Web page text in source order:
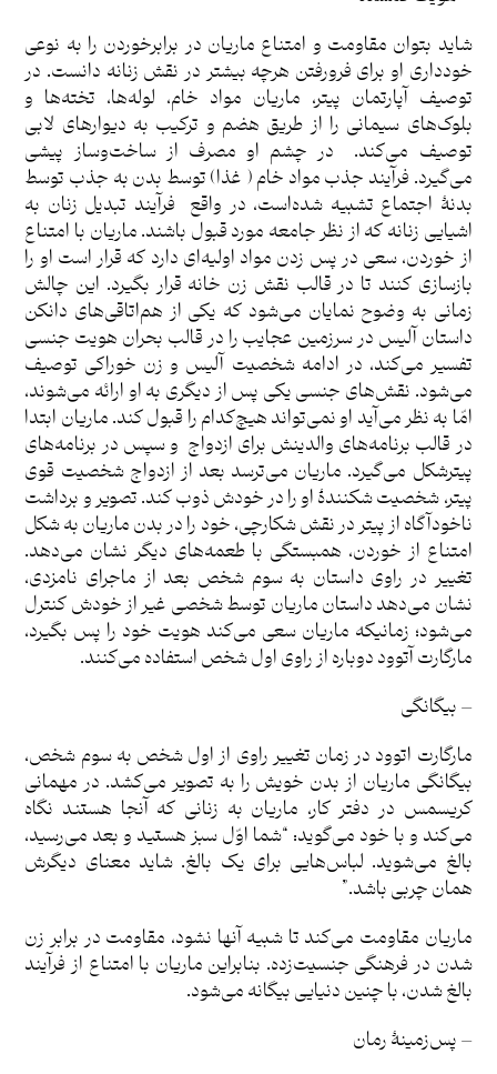
شاید بتوان مقاومت و امتناع ماریان در برابرخوردن را به نوعی
خودداری او برای فرورفتن هرچه بیشتر در نقش زنانه دانست. در
توصیف آپارتمان پیتر، ماریان مواد خام، لوله‌ها، تخته‌ها و
بلوک‌های سیمانی را از طریق هضم و ترکیب به دیوارهای لابی
توصیف می‌کند. در چشم او مصرف از ساخت‌وساز پیشی
می‌گیرد. فرآیند جذب مواد خام ( غذا) توسط بدن به جذب توسط
بدنۀ اجتماع تشبیه شده‌است، در واقع فرآیند تبدیل زنان به
اشیایی زنانه که از نظر جامعه مورد قبول باشند. ماریان با امتناع
از خوردن، سعی در پس زدن مواد اولیه‌ای دارد که قرار است او را
بازسازی کنند تا در قالب نقش زن خانه قرار بگیرد. این چالش
زمانی به وضوح نمایان می‌شود که یکی از هم‌اتاقی‌های دانکن
داستان آلیس در سرزمین عجایب را در قالب بحران هویت جنسی
تفسیر می‌کند، در ادامه شخصیت آلیس و زن خوراکی توصیف
می‌شود. نقش‌های جنسی یکی پس از دیگری به او ارائه می‌شوند،
امّا به نظر می‌آید او نمی‌تواند هیچ‌کدام را قبول کند. ماریان ابتدا
در قالب برنامه‌های والدینش برای ازدواج و سپس در برنامه‌های
پیترشکل می‌گیرد. ماریان می‌ترسد بعد از ازدواج شخصیت قوی
پیتر، شخصیت شکنندۀ او را در خودش ذوب کند. تصویر و برداشت
ناخودآگاه از پیتر در نقش شکارچی، خود را در بدن ماریان به شکل
امتناع از خوردن، همبستگی با طعمه‌های دیگر نشان می‌دهد.
تغییر در راوی داستان به سوم شخص بعد از ماجرای نامزدی،
نشان می‌دهد داستان ماریان توسط شخصی غیر از خودش کنترل
می‌شود؛ زمانیکه ماریان سعی می‌کند هویت خود را پس بگیرد،
مارگارت آتوود دوباره از راوی اول شخص استفاده می‌کنند.
– بیگانگی
مارگارت اتوود در زمان تغییر راوی از اول شخص به سوم شخص،
بیگانگی ماریان از بدن خویش را به تصویر می‌کشد. در مهمانی
کریسمس در دفتر کار، ماریان به زنانی که آنجا هستند نگاه
می‌کند و با خود می‌گوید: “شما اوّل سبز هستید و بعد می‌رسید،
بالغ می‌شوید. لباس‌هایی برای یک بالغ. شاید معنای دیگرش
همان چربی باشد.”
ماریان مقاومت می‌کند تا شبیه آنها نشود، مقاومت در برابر زن
شدن در فرهنگی جنسیت‌‎زده. بنابراین ماریان با امتناع از فرآیند
بالغ شدن، با چنین دنیایی بیگانه می‌شود.
– پس‌زمینۀ رمان